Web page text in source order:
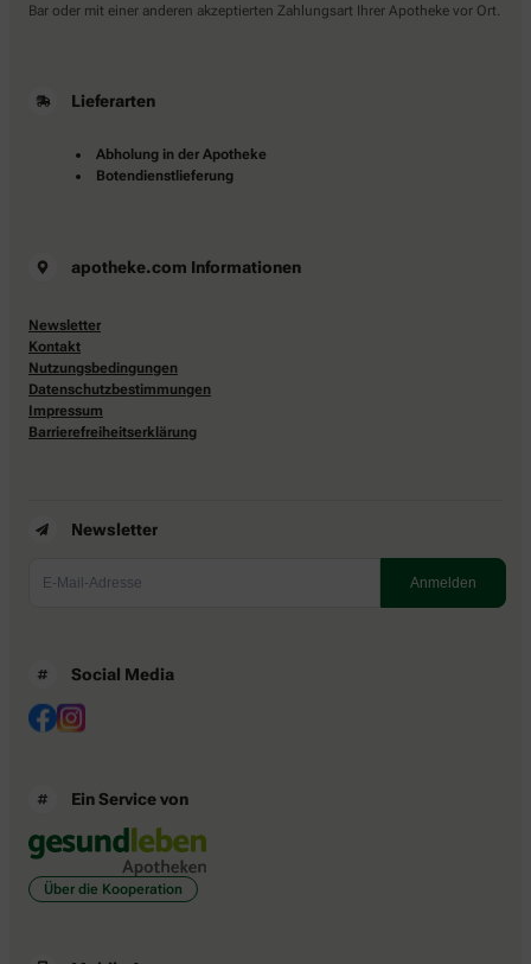
Bar oder mit einer anderen akzeptierten Zahlungsart Ihrer Apotheke vor Ort.
Lieferarten
Abholung in der Apotheke
Botendienstlieferung
apotheke.com Informationen
Newsletter
Kontakt
Nutzungsbedingungen
Datenschutzbestimmungen
Impressum
Barrierefreiheitserklärung
Newsletter
Social Media
Ein Service von
Über die Kooperation